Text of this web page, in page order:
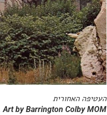
העטיפה האחורית
by Barrington Colby MOM